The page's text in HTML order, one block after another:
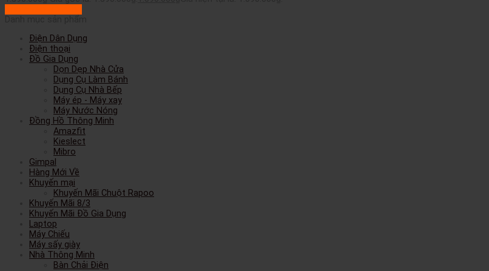
Điện Dân Dụng
Điện thoại
Đồ Gia Dụng
Dọn Dẹp Nhà Cửa
Dụng Cụ Làm Bánh
Dụng Cụ Nhà Bếp
Máy ép - Máy xay
Máy Nước Nóng
Đồng Hồ Thông Minh
Amazfit
Kieslect
Mibro
Gimpal
Hàng Mới Về
Khuyến mại
Khuyến Mãi Chuột Rapoo
Khuyến Mãi 8/3
Khuyến Mãi Đồ Gia Dụng
Laptop
Máy Chiếu
Máy sấy giày
Nhà Thông Minh
Bàn Chải Điện